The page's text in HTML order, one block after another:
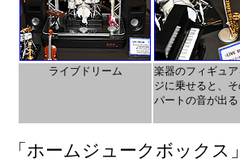
ライブドリーム
楽器のフィギュ
ジに乗せると、
パートの音が出る
「ホームジュークボックス